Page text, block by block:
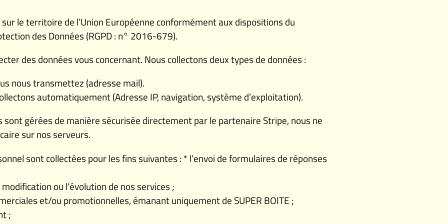
le territoire de l’Union Européenne conformément aux dispositions du
des Données (RGPD : n° 2016-679).
des données vous concernant. Nous collectons deux types de données :
nous transmettez (adresse mail).
automatiquement (Adresse IP, navigation, système d’exploitation).
sont gérées de manière sécurisée directement par le partenaire Stripe, nous ne
sur nos serveurs.
sont collectées pour les fins suivantes : * l’envoi de formulaires de réponses
ou l’évolution de nos services ;
et/ou promotionnelles, émanant uniquement de SUPER BOITE ;
;